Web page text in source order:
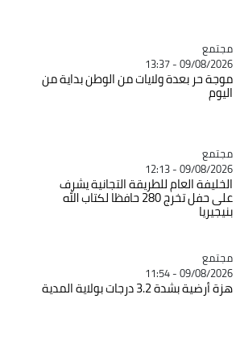
Catégorie
مجتمع
09/08/2026 - 13:37
موجة حر بعدة ولايات من الوطن بداية من
اليوم
Catégorie
مجتمع
09/08/2026 - 12:13
الخليفة العام للطريقة التجانية يشرف
على حفل تخرج 280 حافظا لكتاب الله
بنيجيريا
Catégorie
مجتمع
09/08/2026 - 11:54
هزة أرضية بشدة 3.2 درجات بولاية المدية